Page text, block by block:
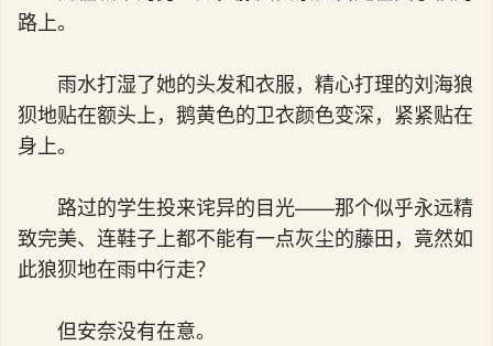
路上。
雨水打湿了她的头发和衣服，精心打理的刘海狼
狈地贴在额头上，鹅黄色的卫衣颜色变深，紧紧贴在
身上。
路过的学生投来诧异的目光——那个似乎永远精
致完美、连鞋子上都不能有一点灰尘的藤田，竟然如
此狼狈地在雨中行走？
但安奈没有在意。